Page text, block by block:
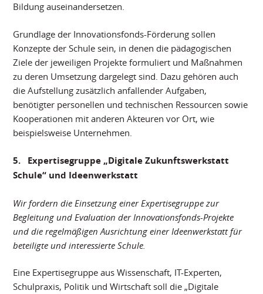
Bildung auseinandersetzen.
Grundlage der Innovationsfonds-Förderung sollen
Konzepte der Schule sein, in denen die pädagogischen
Ziele der jeweiligen Projekte formuliert und Maßnahmen
zu deren Umsetzung dargelegt sind. Dazu gehören auch
die Aufstellung zusätzlich anfallender Aufgaben,
benötigter personellen und technischen Ressourcen sowie
Kooperationen mit anderen Akteuren vor Ort, wie
beispielsweise Unternehmen.
5. Expertisegruppe „Digitale Zukunftswerkstatt
Schule“ und Ideenwerkstatt
Wir fordern die Einsetzung einer Expertisegruppe zur
Begleitung und Evaluation der Innovationsfonds-Projekte
und die regelmäßigen Ausrichtung einer Ideenwerkstatt für
beteiligte und interessierte Schule.
Eine Expertisegruppe aus Wissenschaft, IT-Experten,
Schulpraxis, Politik und Wirtschaft soll die „Digitale